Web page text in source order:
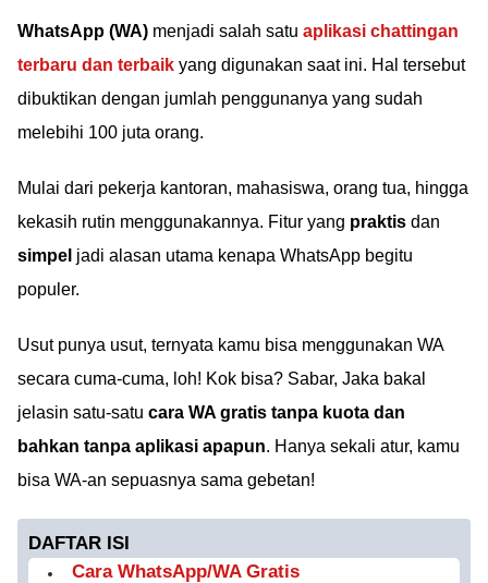
WhatsApp (WA) menjadi salah satu aplikasi chattingan
terbaru dan terbaik yang digunakan saat ini. Hal tersebut
dibuktikan dengan jumlah penggunanya yang sudah
melebihi 100 juta orang.
Mulai dari pekerja kantoran, mahasiswa, orang tua, hingga
kekasih rutin menggunakannya. Fitur yang praktis dan
simpel jadi alasan utama kenapa WhatsApp begitu
populer.
Usut punya usut, ternyata kamu bisa menggunakan WA
secara cuma-cuma, loh! Kok bisa? Sabar, Jaka bakal
jelasin satu-satu cara WA gratis tanpa kuota dan
bahkan tanpa aplikasi apapun. Hanya sekali atur, kamu
bisa WA-an sepuasnya sama gebetan!
DAFTAR ISI
Cara WhatsApp/WA Gratis